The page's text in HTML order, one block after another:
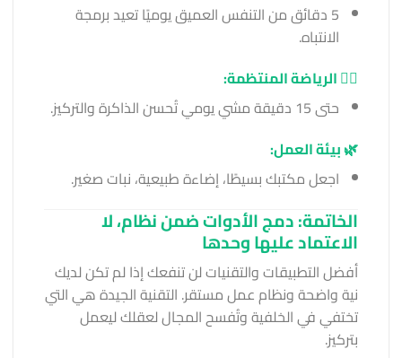
5 دقائق من التنفس العميق يوميًا تعيد برمجة
الانتباه.
🏃‍♂️ الرياضة المنتظمة:
حتى 15 دقيقة مشي يومي تُحسن الذاكرة والتركيز.
🌿 بيئة العمل:
اجعل مكتبك بسيطًا، إضاءة طبيعية، نبات صغير.
الخاتمة: دمج الأدوات ضمن نظام، لا
الاعتماد عليها وحدها
أفضل التطبيقات والتقنيات لن تنفعك إذا لم تكن لديك
نية واضحة ونظام عمل مستقر. التقنية الجيدة هي التي
تختفي في الخلفية وتُفسح المجال لعقلك ليعمل
بتركيز.